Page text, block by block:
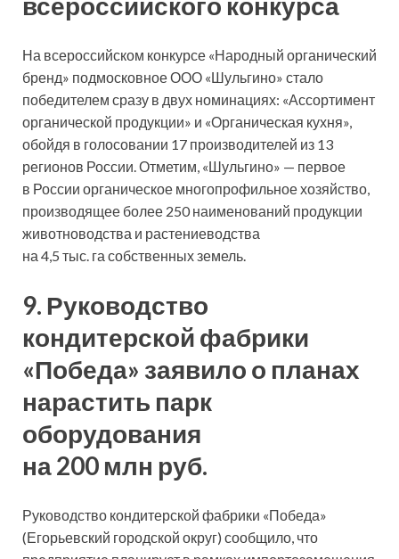
На всероссийском конкурсе «Народный органический
бренд» подмосковное ООО «Шульгино» стало
победителем сразу в двух номинациях: «Ассортимент
органической продукции» и «Органическая кухня»,
обойдя в голосовании 17 производителей из 13
регионов России. Отметим, «Шульгино» — первое
в России органическое многопрофильное хозяйство,
производящее более 250 наименований продукции
животноводства и растениеводства
на 4,5 тыс. га собственных земель.
9. Руководство
кондитерской фабрики
«Победа» заявило о планах
нарастить парк
оборудования
на 200 млн руб.
Руководство кондитерской фабрики «Победа»
(Егорьевский городской округ) сообщило, что